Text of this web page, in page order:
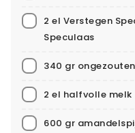
2 el Verstegen
Speculaas
340 gr
2 el halfvolle melk
600 gr